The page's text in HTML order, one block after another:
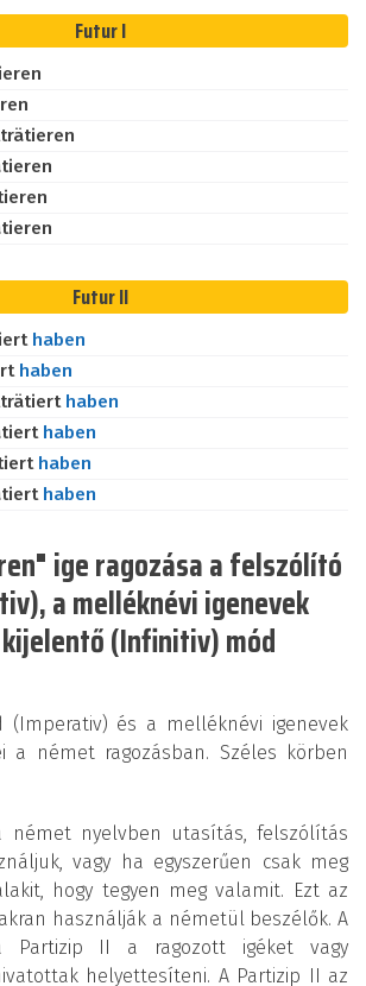
Futur I
Futur II
haben
haben
haben
haben
haben
haben
ige ragozása a felszólító
a melléknévi igenevek
(Infinitiv) mód
és a melléknévi igenevek
a német ragozásban. Széles körben
német nyelvben utasítás, felszólítás
vagy ha egyszerűen csak meg
hogy tegyen meg valamit. Ezt az
használják a németül beszélők. A
II a ragozott igéket vagy
helyettesíteni. A Partizip II az